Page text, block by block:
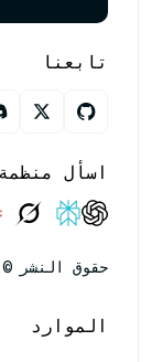
تابعنا
اسأل
حقوق النشر © Milvus. 2026 كل الحقوق محفوظة.
الموارد